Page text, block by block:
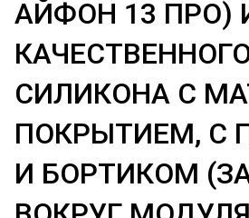
АЙФОН 13 ПРО)
СИЛИКОНА С
ПОКРЫТИЕМ, С
И БОРТИКОМ